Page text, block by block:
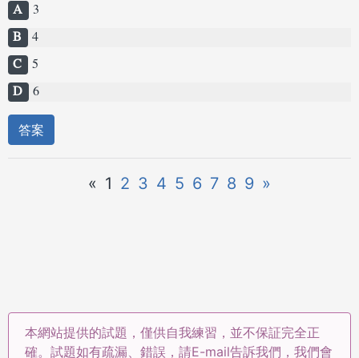
A 3
B 4
C 5
D 6
答案
« 1 2 3 4 5 6 7 8 9 »
本網站提供的試題，僅供自我練習，並不保証完全正
確。試題如有疏漏、錯誤，請E-mail告訴我們，我們會